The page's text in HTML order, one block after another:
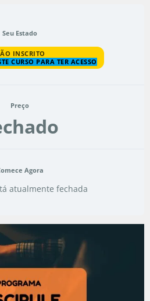
Seu Estado
INSCRITO
CURSO PARA TER ACESSO
Preço
Agora
atualmente fechada